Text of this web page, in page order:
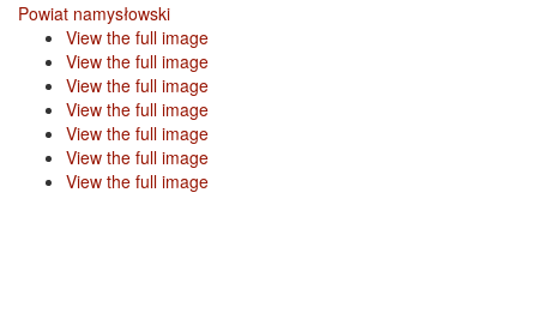
Powiat namysłowski
View the full image
View the full image
View the full image
View the full image
View the full image
View the full image
View the full image